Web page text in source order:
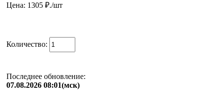
Цена: 1305 ₽./шт
Количество:
Последнее обновление:
07.08.2026 08:01(мск)